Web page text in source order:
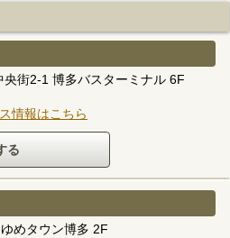
街2-1 博多バスターミナル 6F
情報はこちら
めタウン博多 2F